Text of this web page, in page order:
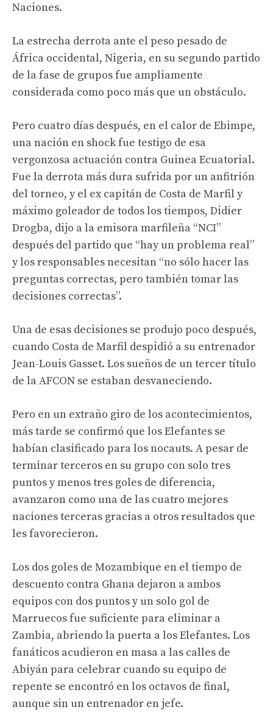
Naciones.
La estrecha derrota ante el peso pesado de
África occidental, Nigeria, en su segundo partido
de la fase de grupos fue ampliamente
considerada como poco más que un obstáculo.
Pero cuatro días después, en el calor de Ebimpe,
una nación en shock fue testigo de esa
vergonzosa actuación contra Guinea Ecuatorial.
Fue la derrota más dura sufrida por un anfitrión
del torneo, y el ex capitán de Costa de Marfil y
máximo goleador de todos los tiempos, Didier
Drogba, dijo a la emisora ​​marfileña “NCI”
después del partido que “hay un problema real”
y los responsables necesitan “no sólo hacer las
preguntas correctas, pero también tomar las
decisiones correctas”.
Una de esas decisiones se produjo poco después,
cuando Costa de Marfil despidió a su entrenador
Jean-Louis Gasset. Los sueños de un tercer título
de la AFCON se estaban desvaneciendo.
Pero en un extraño giro de los acontecimientos,
más tarde se confirmó que los Elefantes se
habían clasificado para los nocauts. A pesar de
terminar terceros en su grupo con solo tres
puntos y menos tres goles de diferencia,
avanzaron como una de las cuatro mejores
naciones terceras gracias a otros resultados que
les favorecieron.
Los dos goles de Mozambique en el tiempo de
descuento contra Ghana dejaron a ambos
equipos con dos puntos y un solo gol de
Marruecos fue suficiente para eliminar a
Zambia, abriendo la puerta a los Elefantes. Los
fanáticos acudieron en masa a las calles de
Abiyán para celebrar cuando su equipo de
repente se encontró en los octavos de final,
aunque sin un entrenador en jefe.